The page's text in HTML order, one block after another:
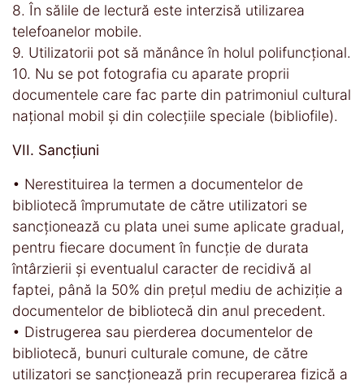
8. În sălile de lectură este interzisă utilizarea
telefoanelor mobile.
9. Utilizatorii pot să mănânce în holul polifuncțional.
10. Nu se pot fotografia cu aparate proprii
documentele care fac parte din patrimoniul cultural
naţional mobil şi din colecţiile speciale (bibliofile).
VII. Sancţiuni
• Nerestituirea la termen a documentelor de
bibliotecă împrumutate de către utilizatori se
sancţionează cu plata unei sume aplicate gradual,
pentru fiecare document în funcţie de durata
întârzierii şi eventualul caracter de recidivă al
faptei, până la 50% din preţul mediu de achiziţie a
documentelor de bibliotecă din anul precedent.
• Distrugerea sau pierderea documentelor de
bibliotecă, bunuri culturale comune, de către
utilizatori se sancţionează prin recuperarea fizică a